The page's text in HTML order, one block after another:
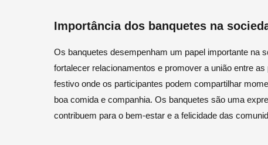
Importância dos banquetes na
Os banquetes desempenham um papel importante na
fortalecer relacionamentos e promover a união entre
festivo onde os participantes podem compartilhar
boa comida e companhia. Os banquetes são uma
contribuem para o bem-estar e a felicidade das